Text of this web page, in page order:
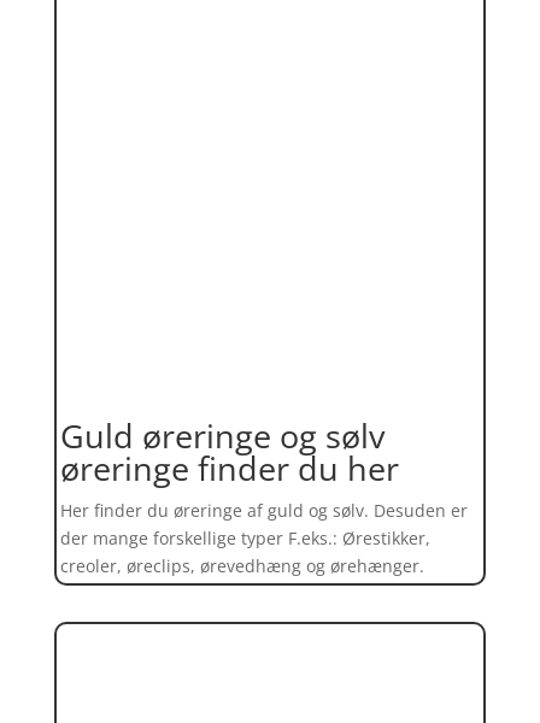
Guld øreringe og sølv
øreringe finder du her
Her finder du øreringe af guld og sølv. Desuden er
der mange forskellige typer F.eks.: Ørestikker,
creoler, øreclips, ørevedhæng og ørehænger.